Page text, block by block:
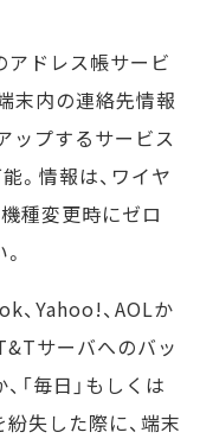
ドレス帳サービ
末内の連絡先情報
ップするサービス
。情報は、ワイヤ
種変更時にゼロ
Yahoo!、AOLか
サーバへのバッ
「毎日」もしくは
紛失した際に、端末